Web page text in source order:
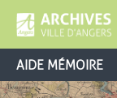
AIDE MÉMOIRE